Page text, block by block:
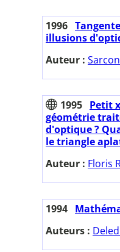
1996
illusions
Auteur :
1995 Petit
géométrie
d'optique ?
le triangle
Auteur : Floris
1994
Auteurs :